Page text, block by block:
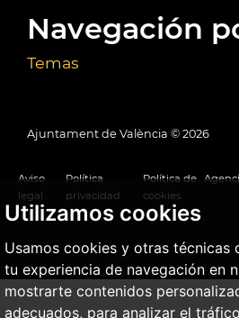
Utilizamos cookies
Usamos cookies y otras técnicas
tu experiencia de navegación en
mostrarte contenidos
adecuados, para analizar el
Navegación
Temas
Ajuntament de València © 2026
Aviso
legal
Política
privacidad
Política de
cookies